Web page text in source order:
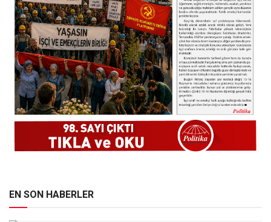
EN SON HABERLER